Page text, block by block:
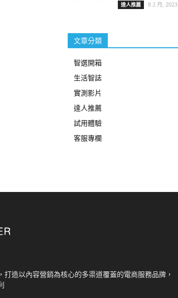
達人推薦 8 2 月, 2023
文章分類
智選開箱
生活智誌
實測影片
達人推薦
試用體驗
客服專欄
造以內容營銷為核心的多渠道覆蓋的電商服務品牌，